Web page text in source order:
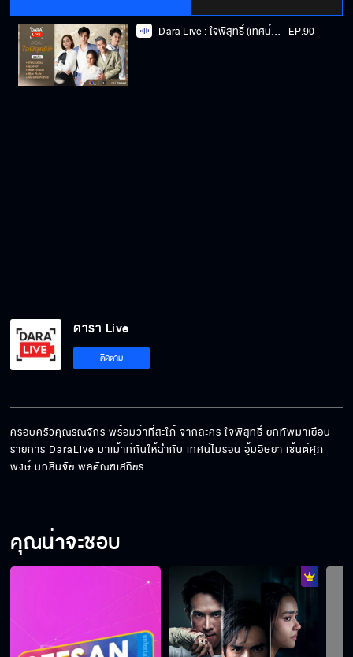
Dara Live : ใจพิสุทธิ์ (เทศน์-อุ้ม-เซ้นต์-พี่นก-พี่พล) EP.90
ดารา Live
ติดตาม
ครอบครัวคุณรณจักร พร้อมว่าที่สะใภ้ จากละคร ใจพิสุทธิ์ ยกทัพมาเยือน
รายการ DaraLive มาเม้าท์กันให้ฉ่ำกับ เทศน์ไมรอน อุ้มอิษยา เซ้นต์ศุภ
พงษ์ นกสินจัย พลตัณฑเสถียร
คุณน่าจะชอบ